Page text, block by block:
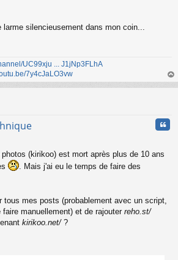
larme silencieusement dans mon coin...
UC99xju ... J1jNp3FLhA
7y4cJaLO3vw
au
photos (kirikoo) est mort après plus de 10 ans
. Mais j'ai eu le temps de faire des
tous mes posts (probablement avec un script,
manuellement) et de rajouter reho.st/
kirikoo.net/?